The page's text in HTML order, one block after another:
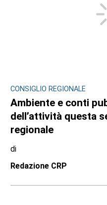
CONSIGLIO REGIONALE
Ambiente e conti
dell’attività questa
regionale
di
Redazione CRP